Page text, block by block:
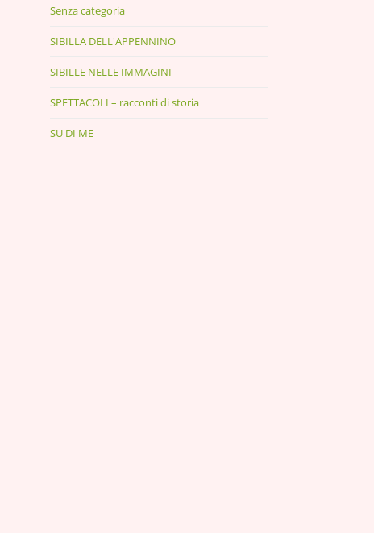
Senza categoria
SIBILLA DELL'APPENNINO
SIBILLE NELLE IMMAGINI
SPETTACOLI – racconti di storia
SU DI ME